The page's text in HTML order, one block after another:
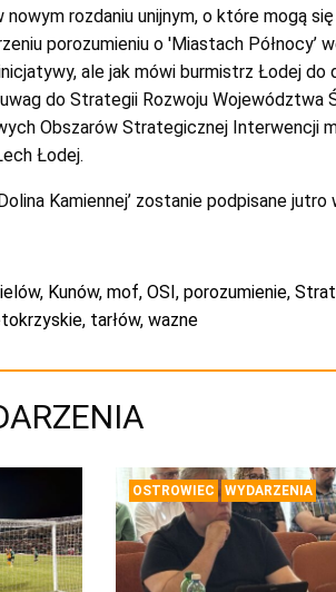
rozdaniu unijnym, o które mogą
porozumieniu o 'Miastach Północy’
ale jak mówi burmistrz Łodej do
uwag do Strategii Rozwoju
Obszarów Strategicznej Interwencji
Łodej.
Kamiennej’ zostanie podpisane jutro
, Kunów, mof, OSI, porozumienie,
, tarłów, wazne
OSTROWIEC WYDARZENIA